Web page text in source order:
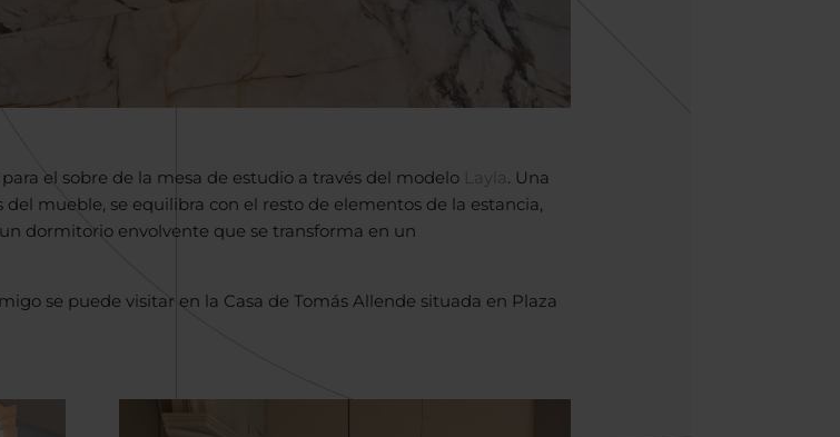
el sobre de la mesa de estudio a través del modelo Layla. Una
mueble, se equilibra con el resto de elementos de la estancia,
dormitorio envolvente que se transforma en un
se puede visitar en la Casa de Tomás Allende situada en Plaza